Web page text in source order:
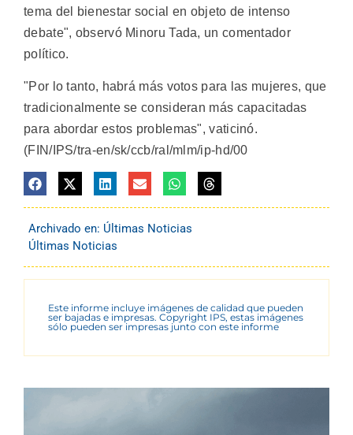
tema del bienestar social en objeto de intenso
debate", observó Minoru Tada, un comentador
político.
"Por lo tanto, habrá más votos para las mujeres, que
tradicionalmente se consideran más capacitadas
para abordar estos problemas", vaticinó.
(FIN/IPS/tra-en/sk/ccb/ral/mlm/ip-hd/00
Archivado en: Últimas Noticias
Últimas Noticias
Este informe incluye imágenes de calidad que pueden
ser bajadas e impresas. Copyright IPS, estas imágenes
sólo pueden ser impresas junto con este informe